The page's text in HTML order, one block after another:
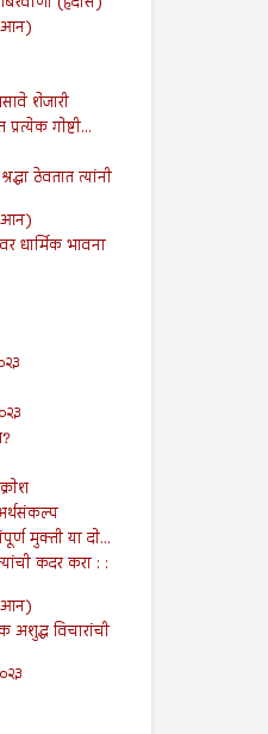
शेजारी
गोष्टी...
ठेवतात त्यांनी
धार्मिक भावना
मुक्ती या दो...
कदर करा : :
अशुद्ध विचारांची